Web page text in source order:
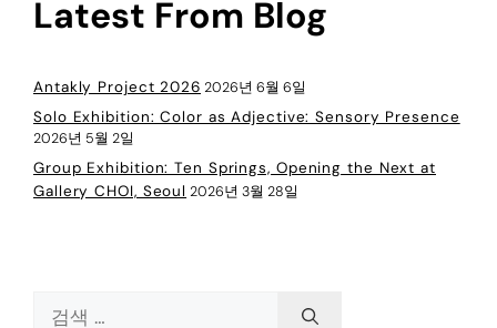
Latest From Blog
Antakly Project 2026 2026년 6월 6일
Solo Exhibition: Color as Adjective: Sensory Presence
2026년 5월 2일
Group Exhibition: Ten Springs, Opening the Next at
Gallery CHOI, Seoul 2026년 3월 28일